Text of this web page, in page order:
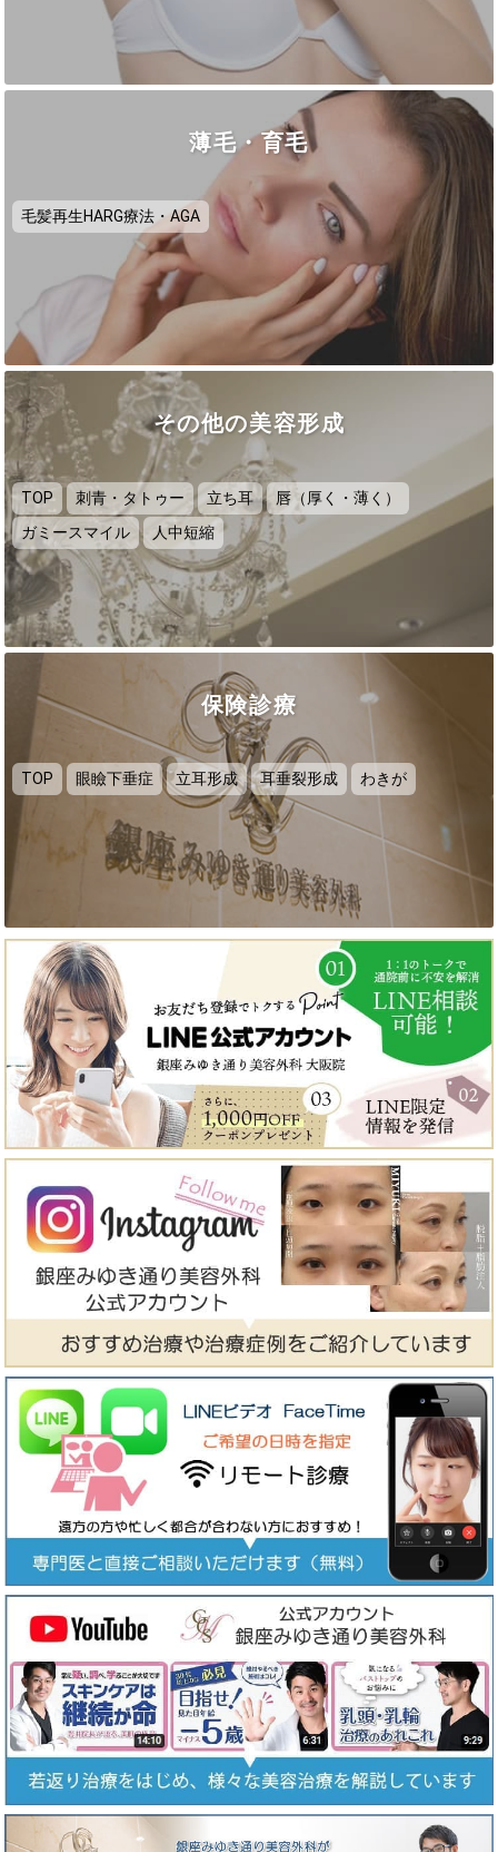
薄毛・育毛
毛髪再生HARG療法・AGA
その他の美容形成
TOP 刺青・タトゥー 立ち耳
唇（厚く・薄く）
ガミースマイル
人中短縮
保険診療
TOP 眼瞼下垂症 立耳形成 耳垂裂形成 わきが